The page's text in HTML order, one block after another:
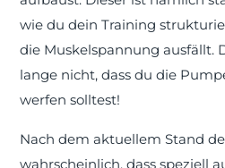
wie du dein Training
die Muskelspannung ausfällt.
lange nicht, dass du die
werfen solltest!
Nach dem aktuellem Stand
wahrscheinlich, dass speziell